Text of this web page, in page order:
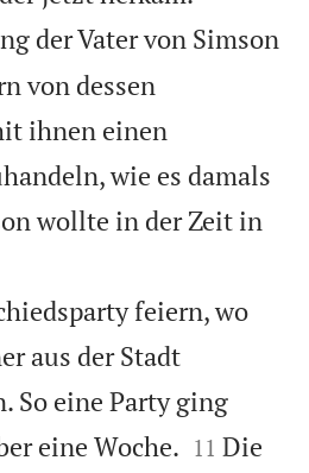
der Vater von Simson
von dessen
ihnen einen
wie es damals
wollte in der Zeit in
feiern, wo
aus der Stadt
So eine Party ging
eine Woche. 

11 Die